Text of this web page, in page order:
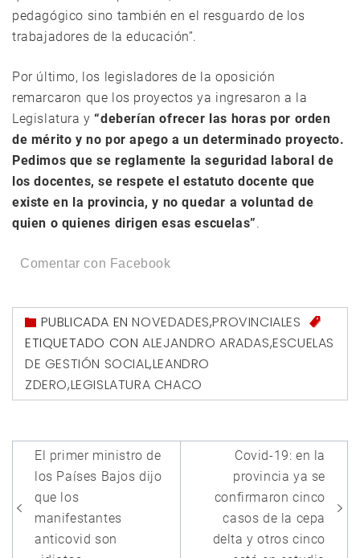
pedagógico sino también en el resguardo de los
trabajadores de la educación”.
Por último, los legisladores de la oposición
remarcaron que los proyectos ya ingresaron a la
Legislatura y “deberían ofrecer las horas por orden
de mérito y no por apego a un determinado proyecto.
Pedimos que se reglamente la seguridad laboral de
los docentes, se respete el estatuto docente que
existe en la provincia, y no quedar a voluntad de
quien o quienes dirigen esas escuelas”.
Comentar con Facebook
PUBLICADA ENNOVEDADES,PROVINCIALES
ETIQUETADO CON ALEJANDRO ARADAS,ESCUELAS
DE GESTIÓN SOCIAL,LEANDRO
ZDERO,LEGISLATURA CHACO
Navegación
de
entradas
El primer ministro de
los Países Bajos dijo
que los
manifestantes
anticovid son
Covid-19: en la
provincia ya se
confirmaron cinco
casos de la cepa
delta y otros cinco